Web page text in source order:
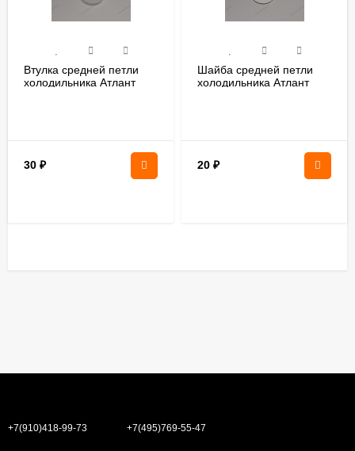
Втулка средней петли
холодильника Атлант
30 ₽
Шайба средней петли
холодильника Атлант
20 ₽
+7(910)418-99-73 +7(495)769-55-47